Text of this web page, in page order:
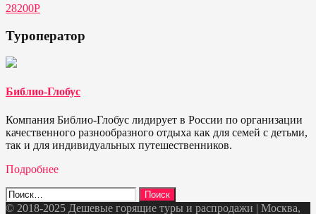
28200Р
Туроператор
Библио-Глобус
Компания Библио-Глобус лидирует в России по организации
качественного разнообразного отдыха как для семей с детьми,
так и для индивидуальных путешественников.
Подробнее
Найти:
© 2018-2025 Дешевые горящие туры и распродажи | Москва,